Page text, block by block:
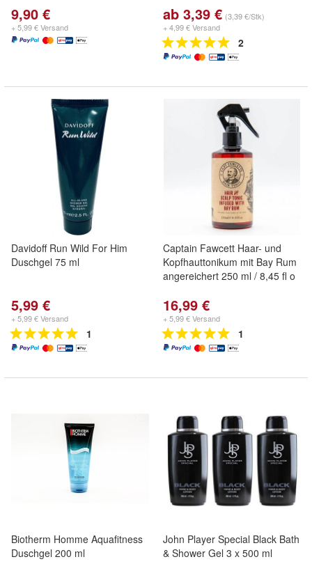
9,90 €
+ 5,99 € Versand
ab 3,39 € (3,39 €/Stk)
+ 4,99 € Versand
2
Davidoff Run Wild For Him
Duschgel 75 ml
5,99 €
+ 5,99 € Versand
1
Captain Fawcett Haar- und
Kopfhauttonikum mit Bay Rum
angereichert 250 ml / 8,45 fl o
16,99 €
+ 5,99 € Versand
1
Biotherm Homme Aquafitness
Duschgel 200 ml
John Player Special Black Bath
& Shower Gel 3 x 500 ml